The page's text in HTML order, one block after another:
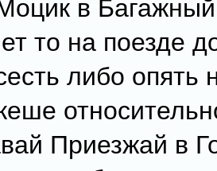
в
то на поезде
либо опять
Приезжай в